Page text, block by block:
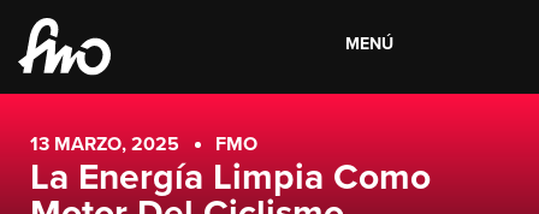
MENÚ
13 MARZO, 2025 FMO
La Energía Limpia Como